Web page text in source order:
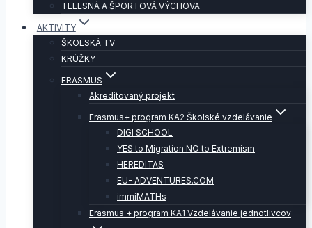
TELESNÁ A ŠPORTOVÁ VÝCHOVA
AKTIVITY
ŠKOLSKÁ TV
KRÚŽKY
ERASMUS
Akreditovaný projekt
Erasmus+ program KA2 Školské vzdelávanie
DIGI SCHOOL
YES to Migration NO to Extremism
HEREDITAS
EU- ADVENTURES.COM
immiMATHs
Erasmus + program KA1 Vzdelávanie jednotlivcov